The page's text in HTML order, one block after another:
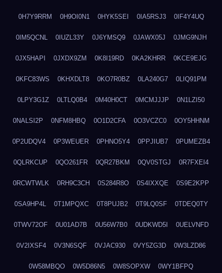
0H7Y9RRM 0H9OI0N1 0HYK5SEI 0IA5RSJ3 0IF4Y4UQ
0IM5QCNL 0IUZL33Y 0J6YMSQ9 0JAWX05J 0JMG9NJH
0JX5HAPI 0JXDX9ZM 0K8I19RD 0KA2KHRR 0KCE9EJG
0KFC83WS 0KHXDLT8 0KO7R0BZ 0LA240G7 0LIQ91PM
0LPY3G1Z 0LTLQ0B4 0M40H0CT 0MCMJJJP 0N1LZI50
0NALSI2P 0NFM8HBQ 0O1D2CFA 0O3VCZC0 0OY5HHNM
0P2UDQV4 0P3WEUER 0PHNO5Y4 0PPJIUB7 0PUMEZB4
0QLRKCUP 0QO261FR 0QR27BKM 0QV0STGJ 0R7FXEI4
0RCWTWLK 0RH9C3CH 0S284R8O 0S4IXXQE 0S9E2KPP
0SA9HP4L 0T1MPQXC 0T8PUJB2 0T9LQ0SF 0TDEQ0TY
0TWV72OF 0U01AD7B 0U56W7B0 0UDKWD5I 0UELVNFD
0V2IXSF4 0V3N6SQF 0VJAC930 0VY5ZG3D 0W3LZD86
0W58MBQO 0W5D86N5 0W8SOPXW 0WY1BFPQ